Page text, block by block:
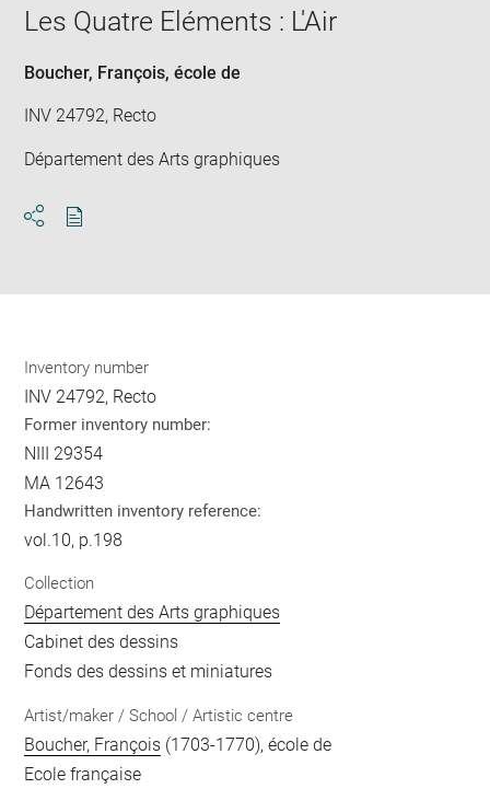
window
Les Quatre Eléments : L'Air
Boucher, François, école de
INV 24792, Recto
Département des Arts graphiques
Inventory number
INV 24792, Recto
Former inventory number:
NIII 29354
MA 12643
Handwritten inventory reference:
vol.10, p.198
Collection
Département des Arts graphiques
Cabinet des dessins
Fonds des dessins et miniatures
Artist/maker / School / Artistic centre
Boucher, François (1703-1770), école de
Ecole française